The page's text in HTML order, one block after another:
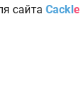
сайта Cackle